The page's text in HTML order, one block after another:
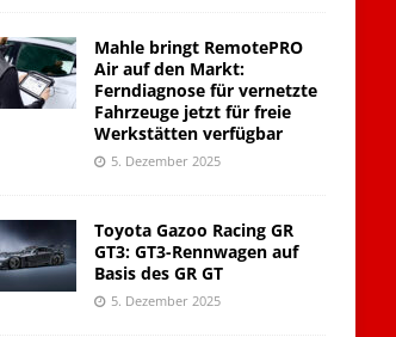
Mahle bringt RemotePRO
Air auf den Markt:
Ferndiagnose für vernetzte
Fahrzeuge jetzt für freie
Werkstätten verfügbar
5. Dezember 2025
Toyota Gazoo Racing GR
GT3: GT3-Rennwagen auf
Basis des GR GT
5. Dezember 2025